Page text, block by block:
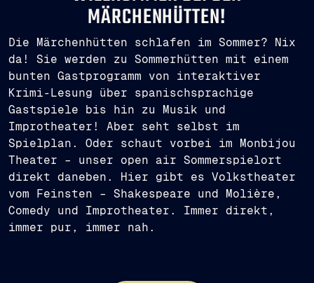
MÄRCHENHÜTTEN!
Die Märchenhütten schlafen im Sommer? Nix
da! Sie werden zu Sommerhütten mit einem
bunten Gastprogramm von interaktiver
Krimi-Lesung über spanischsprachige
Gastspiele bis hin zu Musik und
Improtheater! Aber seht selbst im
Spielplan. Oder schaut vorbei im Monbijou
Theater – unser open air Sommerspielort
direkt daneben. Hier gibt es Volkstheater
vom Feinsten – Shakespeare und Molière,
Comedy und Improtheater. Immer direkt,
immer pur, immer nah.